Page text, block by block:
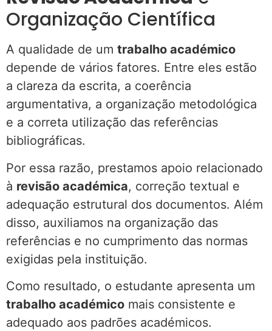
Organização Científica
A qualidade de um trabalho académico
depende de vários fatores. Entre eles estão
a clareza da escrita, a coerência
argumentativa, a organização metodológica
e a correta utilização das referências
bibliográficas.
Por essa razão, prestamos apoio relacionado
à revisão académica, correção textual e
adequação estrutural dos documentos. Além
disso, auxiliamos na organização das
referências e no cumprimento das normas
exigidas pela instituição.
Como resultado, o estudante apresenta um
trabalho académico mais consistente e
adequado aos padrões académicos.